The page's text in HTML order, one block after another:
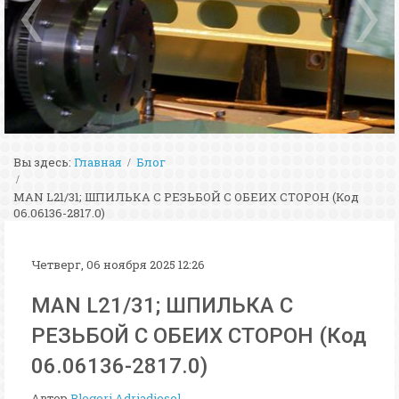
Вы здесь: Главная Блог
MAN L21/31; ШПИЛЬКА С РЕЗЬБОЙ С ОБЕИХ СТОРОН (Код
06.06136-2817.0)
Четверг, 06 ноября 2025 12:26
MAN L21/31; ШПИЛЬКА С
РЕЗЬБОЙ С ОБЕИХ СТОРОН (Код
06.06136-2817.0)